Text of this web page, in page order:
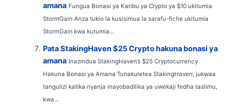
amana Fungua Bonasi ya Karibu ya Crypto ya $10 ukitumia
StormGain Anza tukio la kusisimua la sarafu-fiche ukitumia
StormGain kwa kutumia...
Pata StakingHaven $25 Crypto hakuna bonasi ya
amana Inazindua StakingHaven’s $25 Cryptocurrency
Hakuna Bonasi ya Amana Tunakuletea StakingHaven, jukwaa
tangulizi katika nyanja inayobadilika ya uwekaji fedha taslimu,
kwa...